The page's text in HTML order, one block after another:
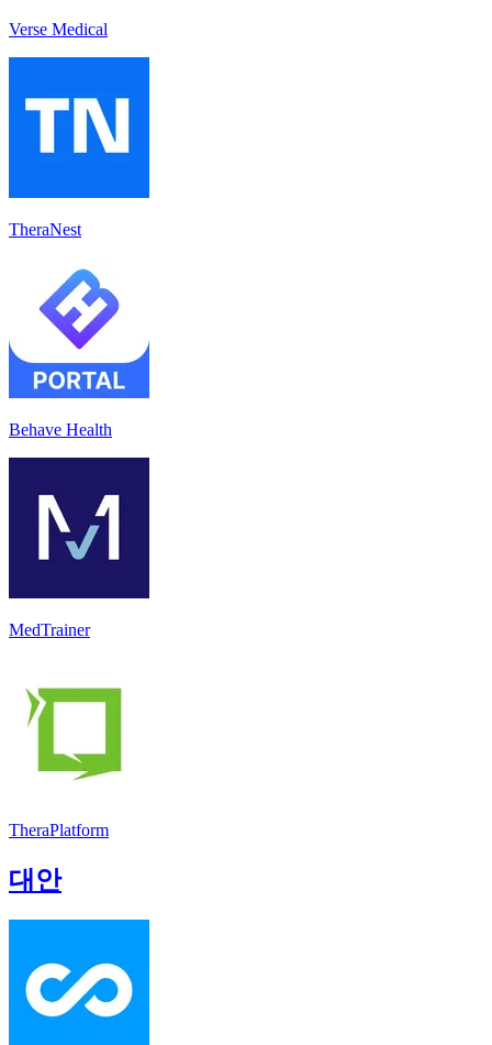
Verse Medical
TheraNest
Behave Health
MedTrainer
TheraPlatform
대안